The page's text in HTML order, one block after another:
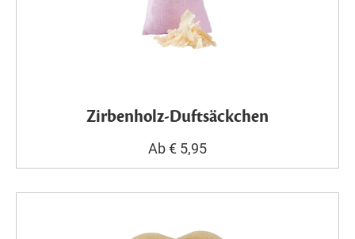
Zirbenholz-Duftsäckchen
Ab € 5,95